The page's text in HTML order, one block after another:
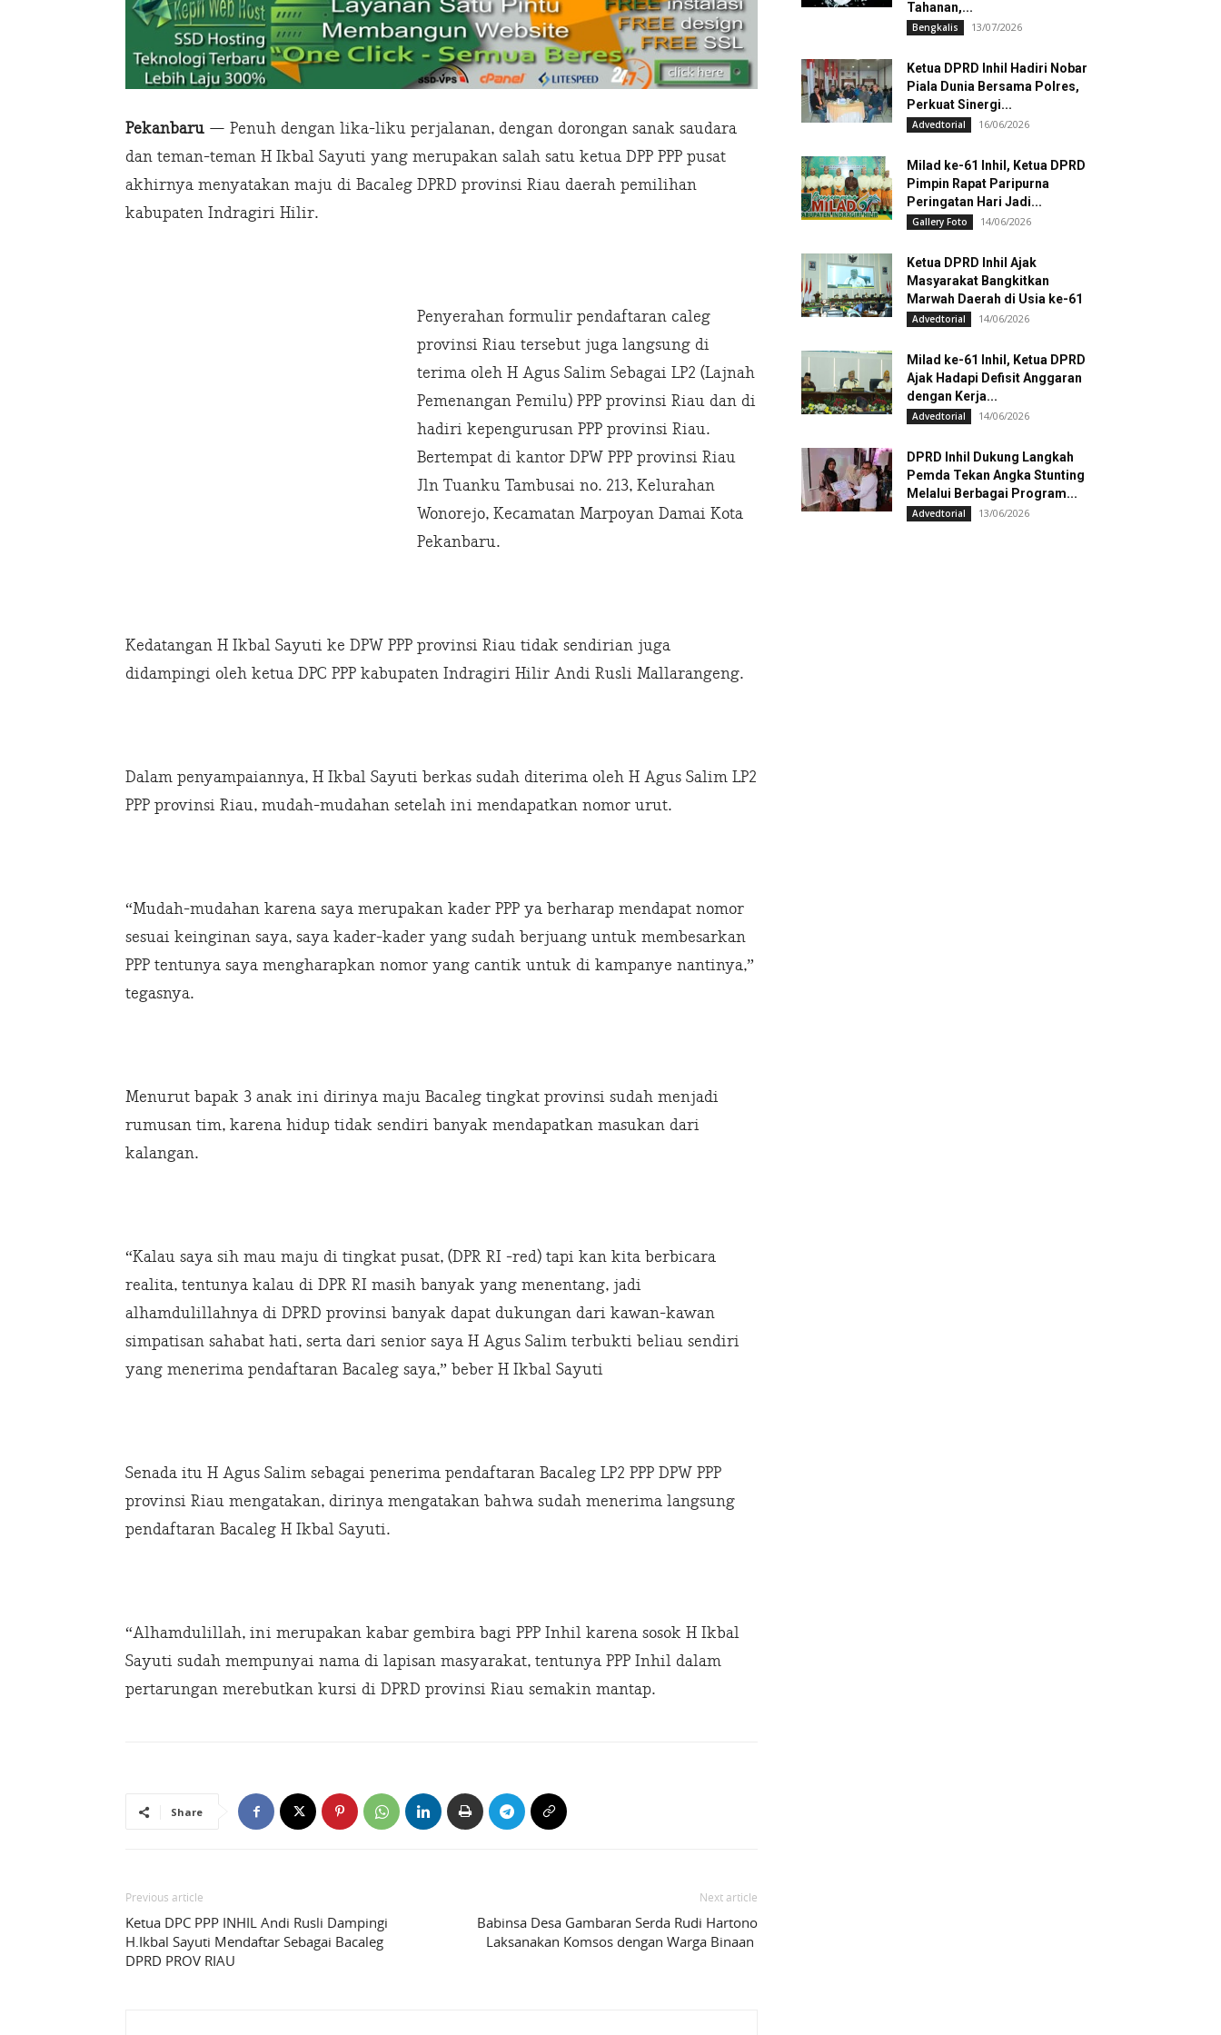
Pekanbaru — Penuh dengan lika-liku perjalanan, dengan dorongan sanak saudara
dan teman-teman H Ikbal Sayuti yang merupakan salah satu ketua DPP PPP pusat
akhirnya menyatakan maju di Bacaleg DPRD provinsi Riau daerah pemilihan
kabupaten Indragiri Hilir.
Penyerahan formulir pendaftaran caleg
provinsi Riau tersebut juga langsung di
terima oleh H Agus Salim Sebagai LP2 (Lajnah
Pemenangan Pemilu) PPP provinsi Riau dan di
hadiri kepengurusan PPP provinsi Riau.
Bertempat di kantor DPW PPP provinsi Riau
Jln Tuanku Tambusai no. 213, Kelurahan
Wonorejo, Kecamatan Marpoyan Damai Kota
Pekanbaru.
Kedatangan H Ikbal Sayuti ke DPW PPP provinsi Riau tidak sendirian juga
didampingi oleh ketua DPC PPP kabupaten Indragiri Hilir Andi Rusli Mallarangeng.
Dalam penyampaiannya, H Ikbal Sayuti berkas sudah diterima oleh H Agus Salim LP2
PPP provinsi Riau, mudah-mudahan setelah ini mendapatkan nomor urut.
“Mudah-mudahan karena saya merupakan kader PPP ya berharap mendapat nomor
sesuai keinginan saya, saya kader-kader yang sudah berjuang untuk membesarkan
PPP tentunya saya mengharapkan nomor yang cantik untuk di kampanye nantinya,”
tegasnya.
Menurut bapak 3 anak ini dirinya maju Bacaleg tingkat provinsi sudah menjadi
rumusan tim, karena hidup tidak sendiri banyak mendapatkan masukan dari
kalangan.
“Kalau saya sih mau maju di tingkat pusat, (DPR RI -red) tapi kan kita berbicara
realita, tentunya kalau di DPR RI masih banyak yang menentang, jadi
alhamdulillahnya di DPRD provinsi banyak dapat dukungan dari kawan-kawan
simpatisan sahabat hati, serta dari senior saya H Agus Salim terbukti beliau sendiri
yang menerima pendaftaran Bacaleg saya,” beber H Ikbal Sayuti
Senada itu H Agus Salim sebagai penerima pendaftaran Bacaleg LP2 PPP DPW PPP
provinsi Riau mengatakan, dirinya mengatakan bahwa sudah menerima langsung
pendaftaran Bacaleg H Ikbal Sayuti.
“Alhamdulillah, ini merupakan kabar gembira bagi PPP Inhil karena sosok H Ikbal
Sayuti sudah mempunyai nama di lapisan masyarakat, tentunya PPP Inhil dalam
pertarungan merebutkan kursi di DPRD provinsi Riau semakin mantap.
Share
Previous article
Ketua DPC PPP INHIL Andi Rusli Dampingi
H.Ikbal Sayuti Mendaftar Sebagai Bacaleg
DPRD PROV RIAU
Next article
Babinsa Desa Gambaran Serda Rudi Hartono
Laksanakan Komsos dengan Warga Binaan
Tahanan,...
Bengkalis 13/07/2026
Ketua DPRD Inhil Hadiri Nobar
Piala Dunia Bersama Polres,
Perkuat Sinergi...
Advedtorial 16/06/2026
Milad ke-61 Inhil, Ketua DPRD
Pimpin Rapat Paripurna
Peringatan Hari Jadi...
Gallery Foto 14/06/2026
Ketua DPRD Inhil Ajak
Masyarakat Bangkitkan
Marwah Daerah di Usia ke-61
Advedtorial 14/06/2026
Milad ke-61 Inhil, Ketua DPRD
Ajak Hadapi Defisit Anggaran
dengan Kerja...
Advedtorial 14/06/2026
DPRD Inhil Dukung Langkah
Pemda Tekan Angka Stunting
Melalui Berbagai Program...
Advedtorial 13/06/2026